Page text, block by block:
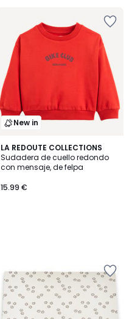
New in
LA REDOUTE COLLECTIONS
Sudadera de cuello redondo
con mensaje, de felpa
15.99 €